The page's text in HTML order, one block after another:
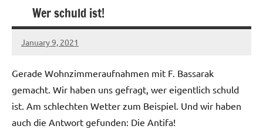
Wer schuld ist!
January 9, 2021
Ilja
Gerade Wohnzimmeraufnahmen mit F. Bassarak
gemacht. Wir haben uns gefragt, wer eigentlich schuld
ist. Am schlechten Wetter zum Beispiel. Und wir haben
auch die Antwort gefunden: Die Antifa!